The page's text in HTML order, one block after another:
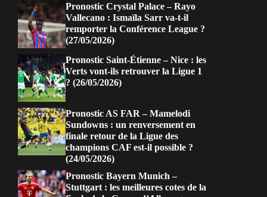
Pronostic Crystal Palace – Rayo
Vallecano : Ismaïla Sarr va-t-il
remporter la Conférence League ?
(27/05/2026)
Pronostic Saint-Étienne – Nice : les
Verts vont-ils retrouver la Ligue 1
? (26/05/2026)
Pronostic AS FAR – Mamelodi
Sundowns : un renversement en
finale retour de la Ligue des
champions CAF est-il possible ?
(24/05/2026)
Pronostic Bayern Munich –
Stuttgart : les meilleures cotes de la